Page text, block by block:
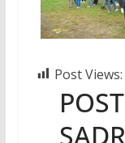
Post Views: